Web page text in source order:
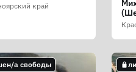
край
а свободы